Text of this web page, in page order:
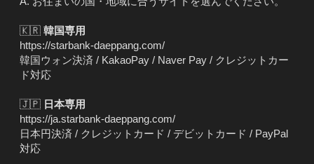
🇰🇷 韓国専用
https://starbank-daeppang.com/
韓国ウォン決済 / KakaoPay / Naver Pay / クレジットカー
ド対応
🇯🇵 日本専用
https://ja.starbank-daeppang.com/
日本円決済 / クレジットカード / デビットカード / PayPal
対応